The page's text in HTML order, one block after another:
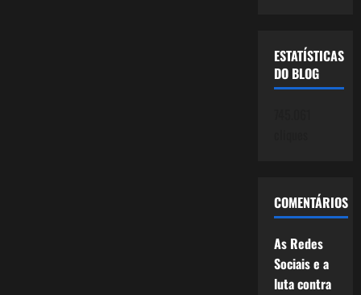
ESTATÍSTICAS
DO BLOG
COMENTÁRIOS
As Redes
Sociais e a
luta contra